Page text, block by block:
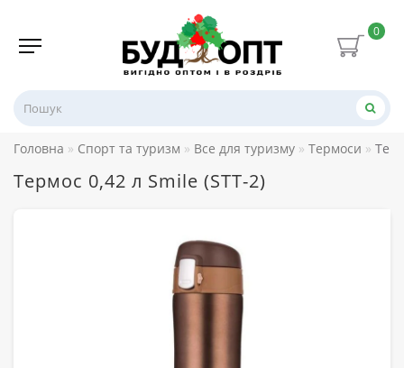
0
Головна Спорт та туризм Все для туризму Термоси
Термос 0,42 л Smile (STT-2)